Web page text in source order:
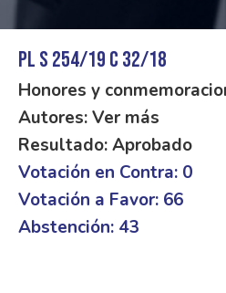
PL S 254/19 C 32/18
Honores y
Autores: Ver más
Resultado: Aprobado
Votación en Contra: 0
Votación a Favor: 66
Abstención: 43